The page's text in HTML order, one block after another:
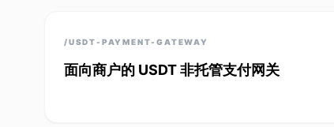
/USDT-PAYMENT-GATEWAY
面向商户的 USDT 非托管支付网关